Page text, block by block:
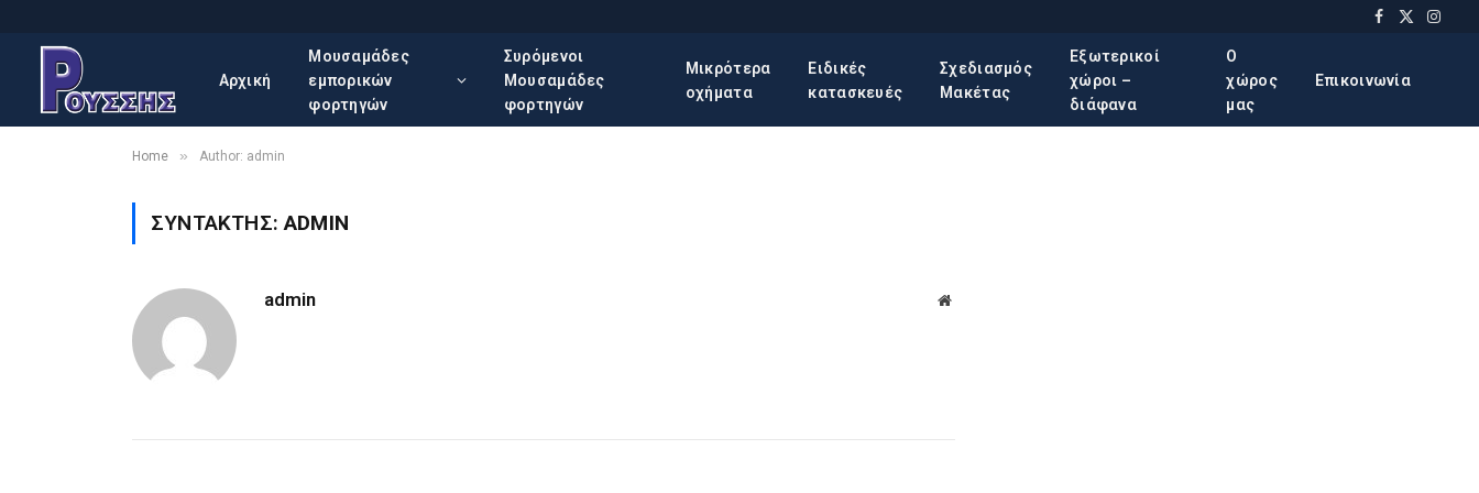
Facebook
X
Αρχική
Μουσαμάδες
εμπορικών
φορτηγών
Συρόμενοι
Μουσαμάδες
φορτηγών
Μικρότερα
οχήματα
Ειδικές
κατασκευές
Σχεδιασμός
Μακέτας
Εξωτερικοί
χώροι –
διάφανα
Ο
χώρος
μας
Επικοινωνία
Home » Author: admin
ΣΥΝΤΆΚΤΗΣ:ADMIN
admin Website